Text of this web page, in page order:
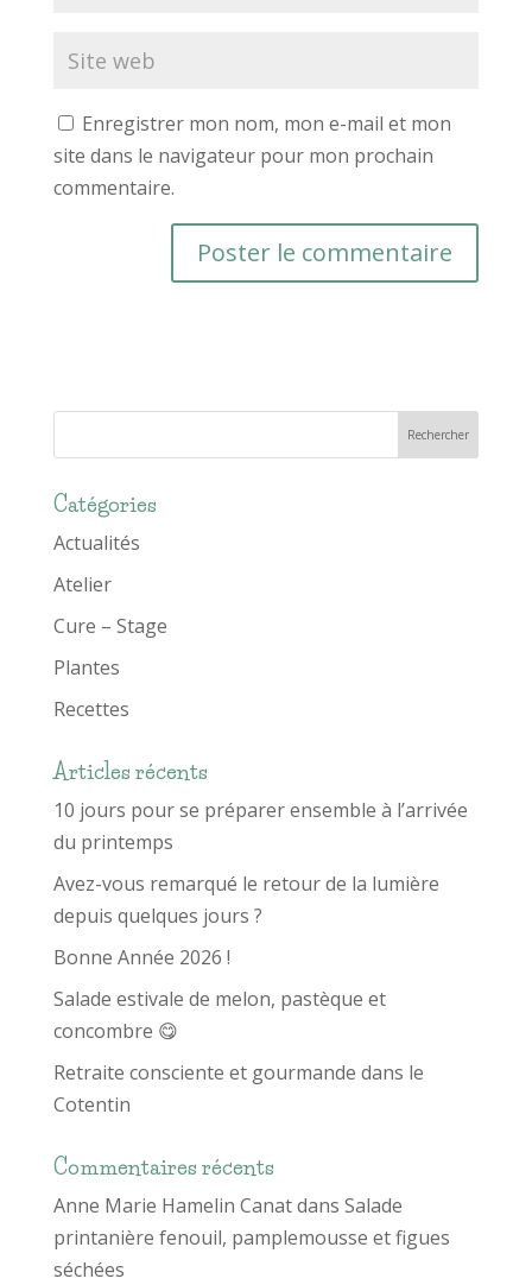
Enregistrer mon nom, mon e-mail et mon
site dans le navigateur pour mon prochain
commentaire.
Catégories
Actualités
Atelier
Cure – Stage
Plantes
Recettes
Articles récents
10 jours pour se préparer ensemble à l’arrivée
du printemps
Avez-vous remarqué le retour de la lumière
depuis quelques jours ?
Bonne Année 2026 !
Salade estivale de melon, pastèque et
concombre 😋
Retraite consciente et gourmande dans le
Cotentin
Commentaires récents
Anne Marie Hamelin Canatdans Salade
printanière fenouil, pamplemousse et figues
séchées